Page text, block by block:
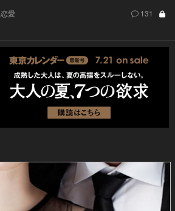
恋愛 131